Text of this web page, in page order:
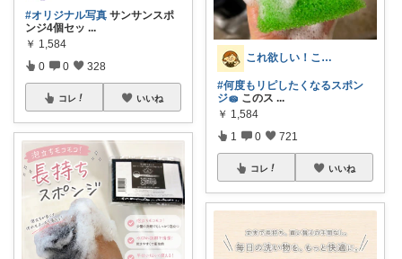
#オリジナル写真 サンサンスポ
ンジ4個セッ ...
￥ 1,584
0 0 328
コレ いいね
これ欲しい！これ良かった！©ままお
#何度もリピしたくなるスポン
ジ🧽 このス ...
￥ 1,584
1 0 721
コレ いいね